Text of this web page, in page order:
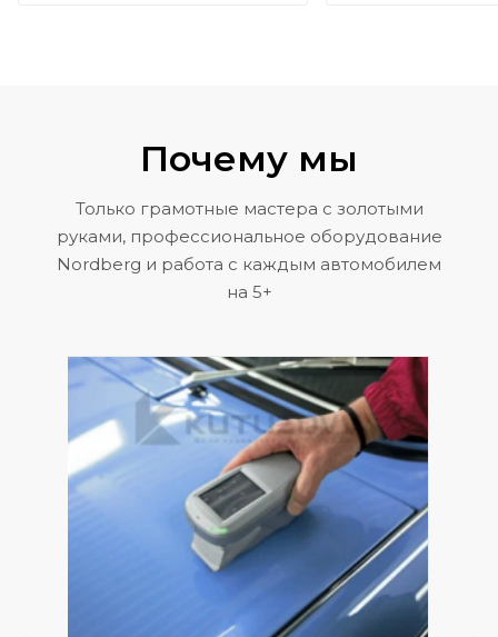
Почему мы
Только грамотные мастера с золотыми
руками, профессиональное оборудование
Nordberg и работа с каждым автомобилем
на 5+